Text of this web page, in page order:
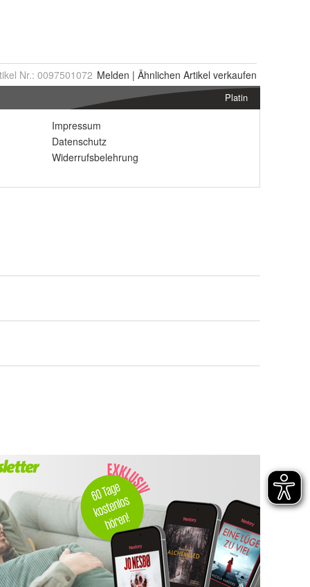
Nr.: 0097501072 Melden | Ähnlichen Artikel verkaufen
Platin
Impressum
Datenschutz
Widerrufsbelehrung